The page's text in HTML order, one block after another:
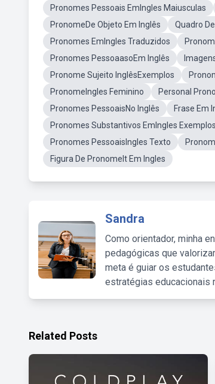
Pronomes Pessoais EmIngles Maiusculas
PronomeDe Objeto Em Inglês
Quadro
Pronomes EmIngles Traduzidos
Pronomes PessoaasoEm Inglês
Pronome Sujeito InglêsExemplos
PronomeIngles Feminino
Personal
Pronomes PessoaisNo Inglês
Frase Em
Pronomes Substantivos EmIngles Exemplos
Pronomes PessoaisIngles Texto
Figura De PronomeIt Em Ingles
Sandra
Como orientador, minha
pedagógicas que
meta é guiar os
estratégias educacionais
Related Posts